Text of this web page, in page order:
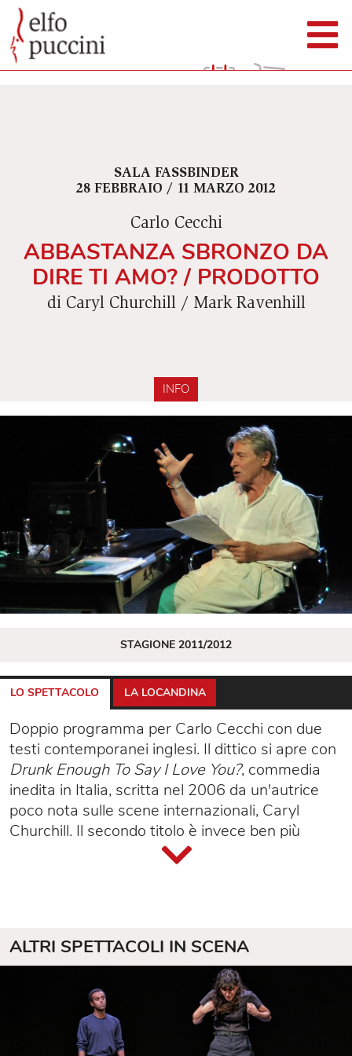
SALA FASSBINDER
28 FEBBRAIO / 11 MARZO 2012
Carlo Cecchi
ABBASTANZA SBRONZO DA
DIRE TI AMO? / PRODOTTO
di Caryl Churchill / Mark Ravenhill
INFO
STAGIONE 2011/2012
LO SPETTACOLO LA LOCANDINA
Doppio programma per Carlo Cecchi con due
testi contemporanei inglesi. Il dittico si apre con
Drunk Enough To Say I Love You?, commedia
inedita in Italia, scritta nel 2006 da un'autrice
poco nota sulle scene internazionali, Caryl
Churchill. Il secondo titolo è invece ben più
è una rilettura attuale del
stagioni dell'Elfo.
Abbastanza sbronzo da dire ti amo?
Churchill è una commedia che tratta del
rapporto fra "a country" e "a man", secondo
l'indicazione dell'autrice.
ALTRI SPETTACOLI IN SCENA